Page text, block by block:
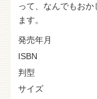
って、なんでもお
ます。
発売年月
ISBN
判型
サイズ